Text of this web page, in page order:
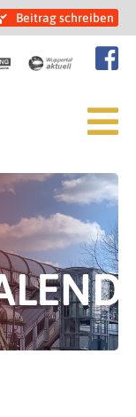
Beitrag schreiben